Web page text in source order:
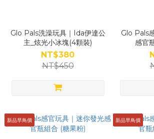
Glo Pals洗澡玩具｜Ida伊達公
主_炫光小冰塊(4顆裝)
NT$380
NT$450
Glo Pals
感官
新品早鳥價 新品早鳥價